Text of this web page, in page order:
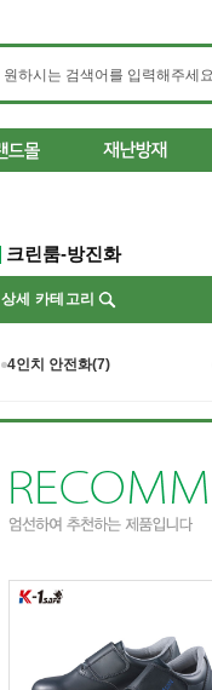
크린룸-방진화
상세 카테고리
4인치 안전화(7)